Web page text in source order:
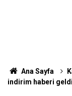
Ana Sayfa
indirim haberi geldi